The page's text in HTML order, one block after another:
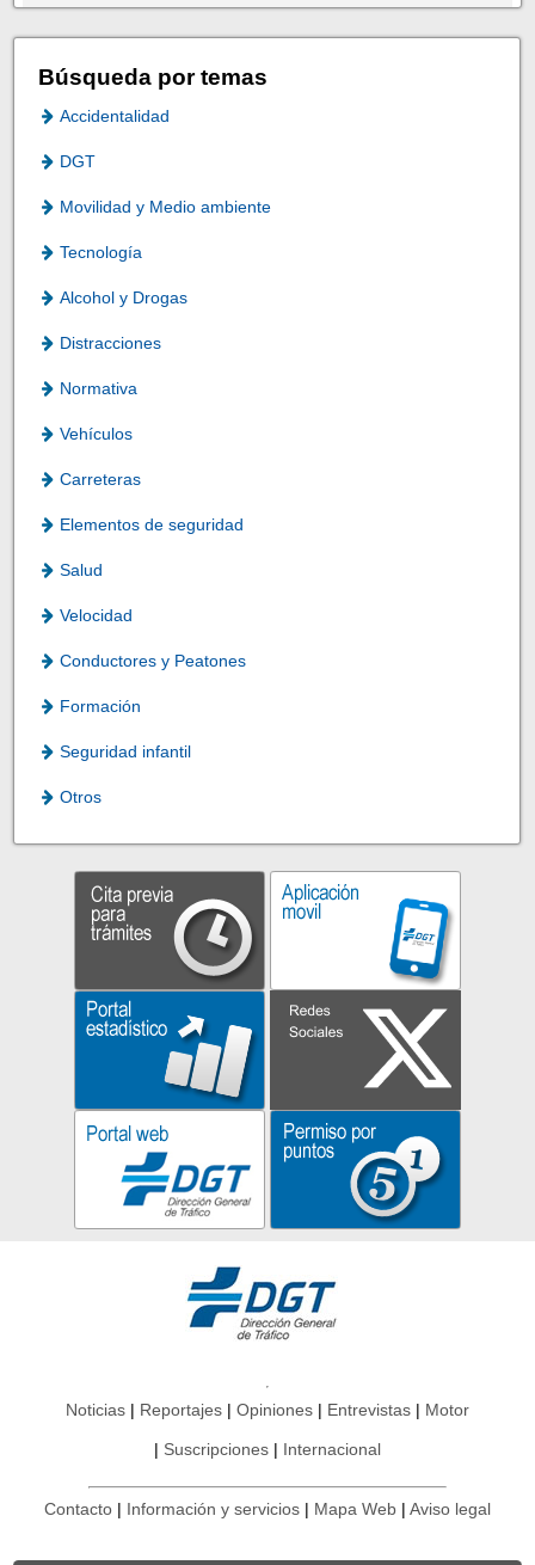
Búsqueda por temas
Accidentalidad
DGT
Movilidad y Medio ambiente
Tecnología
Alcohol y Drogas
Distracciones
Normativa
Vehículos
Carreteras
Elementos de seguridad
Salud
Velocidad
Conductores y Peatones
Formación
Seguridad infantil
Otros
Noticias Reportajes Opiniones Entrevistas Motor
Suscripciones Internacional
Contacto Información y servicios Mapa Web Aviso legal